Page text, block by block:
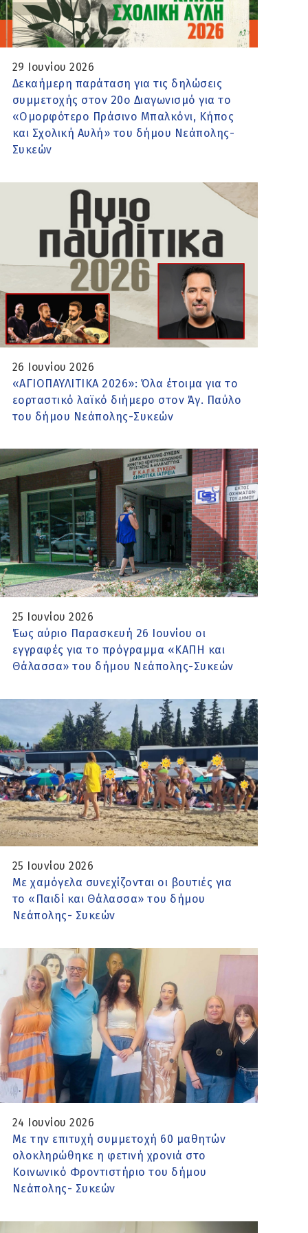
29 Ιουνίου 2026
Δεκαήμερη παράταση για τις δηλώσεις
συμμετοχής στον 20ο Διαγωνισμό για το
«Ομορφότερο Πράσινο Μπαλκόνι, Κήπος
και Σχολική Αυλή» του δήμου Νεάπολης-
Συκεών
26 Ιουνίου 2026
«ΑΓΙΟΠΑΥΛΙΤΙΚΑ 2026»: Όλα έτοιμα για το
εορταστικό λαϊκό διήμερο στον Άγ. Παύλο
του δήμου Νεάπολης-Συκεών
25 Ιουνίου 2026
Έως αύριο Παρασκευή 26 Ιουνίου οι
εγγραφές για το πρόγραμμα «ΚΑΠΗ και
Θάλασσα» του δήμου Νεάπολης-Συκεών
25 Ιουνίου 2026
Με χαμόγελα συνεχίζονται οι βουτιές για
το «Παιδί και Θάλασσα» του δήμου
Νεάπολης- Συκεών
24 Ιουνίου 2026
Με την επιτυχή συμμετοχή 60 μαθητών
ολοκληρώθηκε η φετινή χρονιά στο
Κοινωνικό Φροντιστήριο του δήμου
Νεάπολης- Συκεών